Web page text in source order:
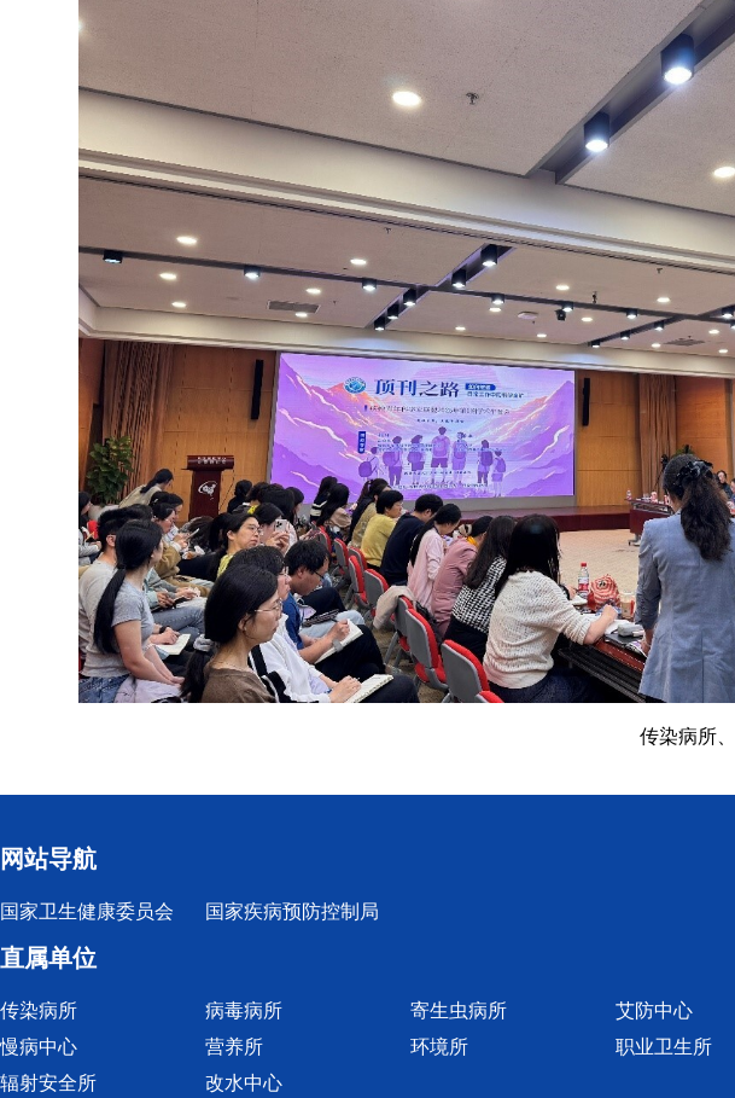
传染病所
网站导航
国家卫生健康委员会 国家疾病预防控制局
直属单位
传染病所 病毒病所 寄生虫病所
艾防中心
慢病中心
营养所 环境所
职业卫生所
辐射安全所
改水中心